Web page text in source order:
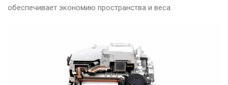
обеспечивает экономию пространства и веса.